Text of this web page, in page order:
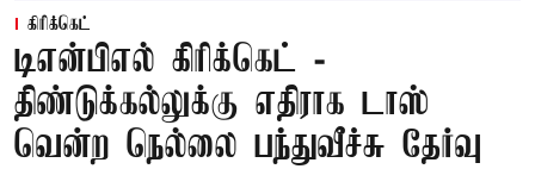
கிரிக்கெட்
டிஎன்பிஎல் கிரிக்கெட் -
திண்டுக்கல்லுக்கு எதிராக டாஸ்
வென்ற நெல்லை பந்துவீச்சு தேர்வு